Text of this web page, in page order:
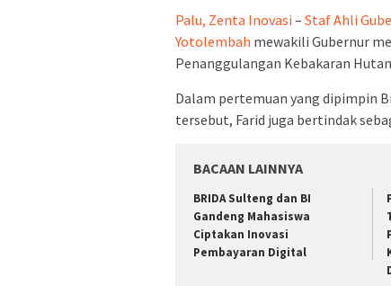
Palu, Zenta Inovasi – Staf Ahli
Yotolembah mewakili Gubernur
Penanggulangan Kebakaran
Dalam pertemuan yang dipimpin
tersebut, Farid juga bertindak
BACAAN LAINNYA
BRIDA Sulteng dan BI
Gandeng Mahasiswa
Ciptakan Inovasi
Pembayaran Digital